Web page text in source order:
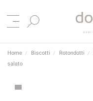
Home Biscotti Rotondotti
salato